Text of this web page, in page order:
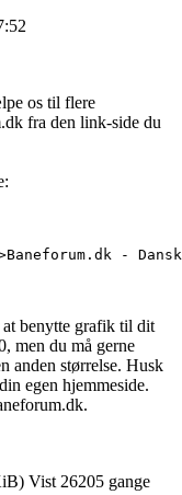
os til flere
fra den link-side du
-
at benytte grafik til dit
men du må gerne
anden størrelse. Husk
egen hjemmeside.
Vist 26205 gange